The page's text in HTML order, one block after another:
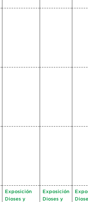
Exposición
Dioses y
Exposición
Dioses y